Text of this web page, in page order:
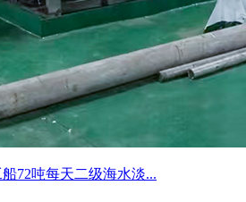
72吨每天二级海水淡...